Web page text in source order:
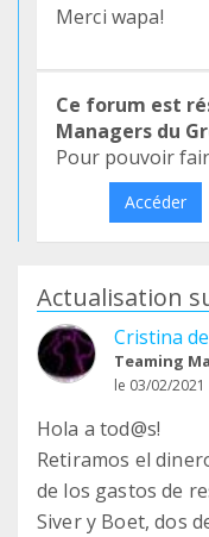
Merci wapa!
Ce forum est
Managers du
Pour pouvoir
Accéder
Actualisation
Cristina
Teaming
le 03/02/2021
Hola a tod@s!
Retiramos el
de los gastos de
Siver y Boet, dos